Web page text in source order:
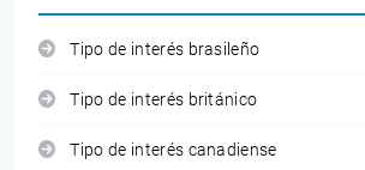
Tipo de interés brasileño
Tipo de interés británico
Tipo de interés canadiense